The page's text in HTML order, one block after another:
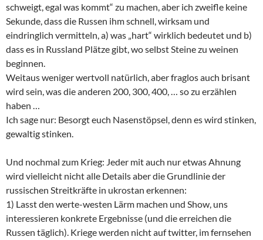
schweigt, egal was kommt“ zu machen, aber ich zweifle keine
Sekunde, dass die Russen ihm schnell, wirksam und
eindringlich vermitteln, a) was „hart“ wirklich bedeutet und b)
dass es in Russland Plätze gibt, wo selbst Steine zu weinen
beginnen.
Weitaus weniger wertvoll natürlich, aber fraglos auch brisant
wird sein, was die anderen 200, 300, 400, … so zu erzählen
haben …
Ich sage nur: Besorgt euch Nasenstöpsel, denn es wird stinken,
gewaltig stinken.
Und nochmal zum Krieg: Jeder mit auch nur etwas Ahnung
wird vielleicht nicht alle Details aber die Grundlinie der
russischen Streitkräfte in ukrostan erkennen:
1) Lasst den werte-westen Lärm machen und Show, uns
interessieren konkrete Ergebnisse (und die erreichen die
Russen täglich). Kriege werden nicht auf twitter, im fernsehen